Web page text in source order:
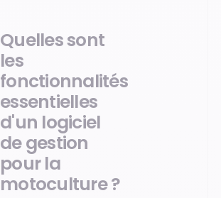
Quelles sont
les
fonctionnalités
essentielles
d'un logiciel
de gestion
pour la
motoculture ?